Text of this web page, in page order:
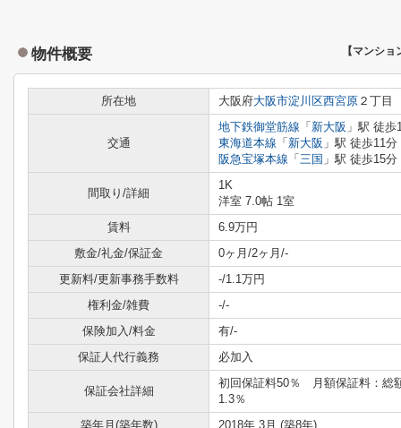
物件概要 【マンショ
所在地 大阪府大阪市淀川区西宮原 ２丁目
交通
地下鉄御堂筋線 「 新大阪 」駅 徒歩
東海道本線 「 新大阪 」駅 徒歩11分
阪急宝塚本線 「 三国 」駅 徒歩15分
間取り/詳細
1K
洋室 7.0帖 1室
賃料
6.9万円
敷金/礼金/保証金
0ヶ月/2ヶ月/-
更新料/更新事務手数料
-/1.1万円
権利金/雑費
-/-
保険加入/料金
有/-
保証人代行義務
必加入
保証会社詳細
初回保証料50％ 月額保証料：
1.3％
築年月(築年数)
2018年 3月 (築8年)